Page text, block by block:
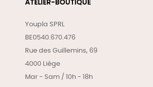
ATELIER-BOUTIQUE
Youpla SPRL
BE0540.670.476
Rue des Guillemins, 69
4000 Liège
Mar - Sam / 10h - 18h